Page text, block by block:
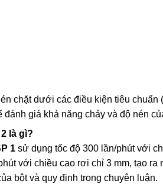
chặt dưới các điều kiện tiêu chuẩn
giá khả năng chảy và độ nén
là gì?
1 sử dụng tốc độ 300 lần/phút với
với chiều cao rơi chỉ 3 mm, tạo ra
bột và quy định trong chuyên luận.